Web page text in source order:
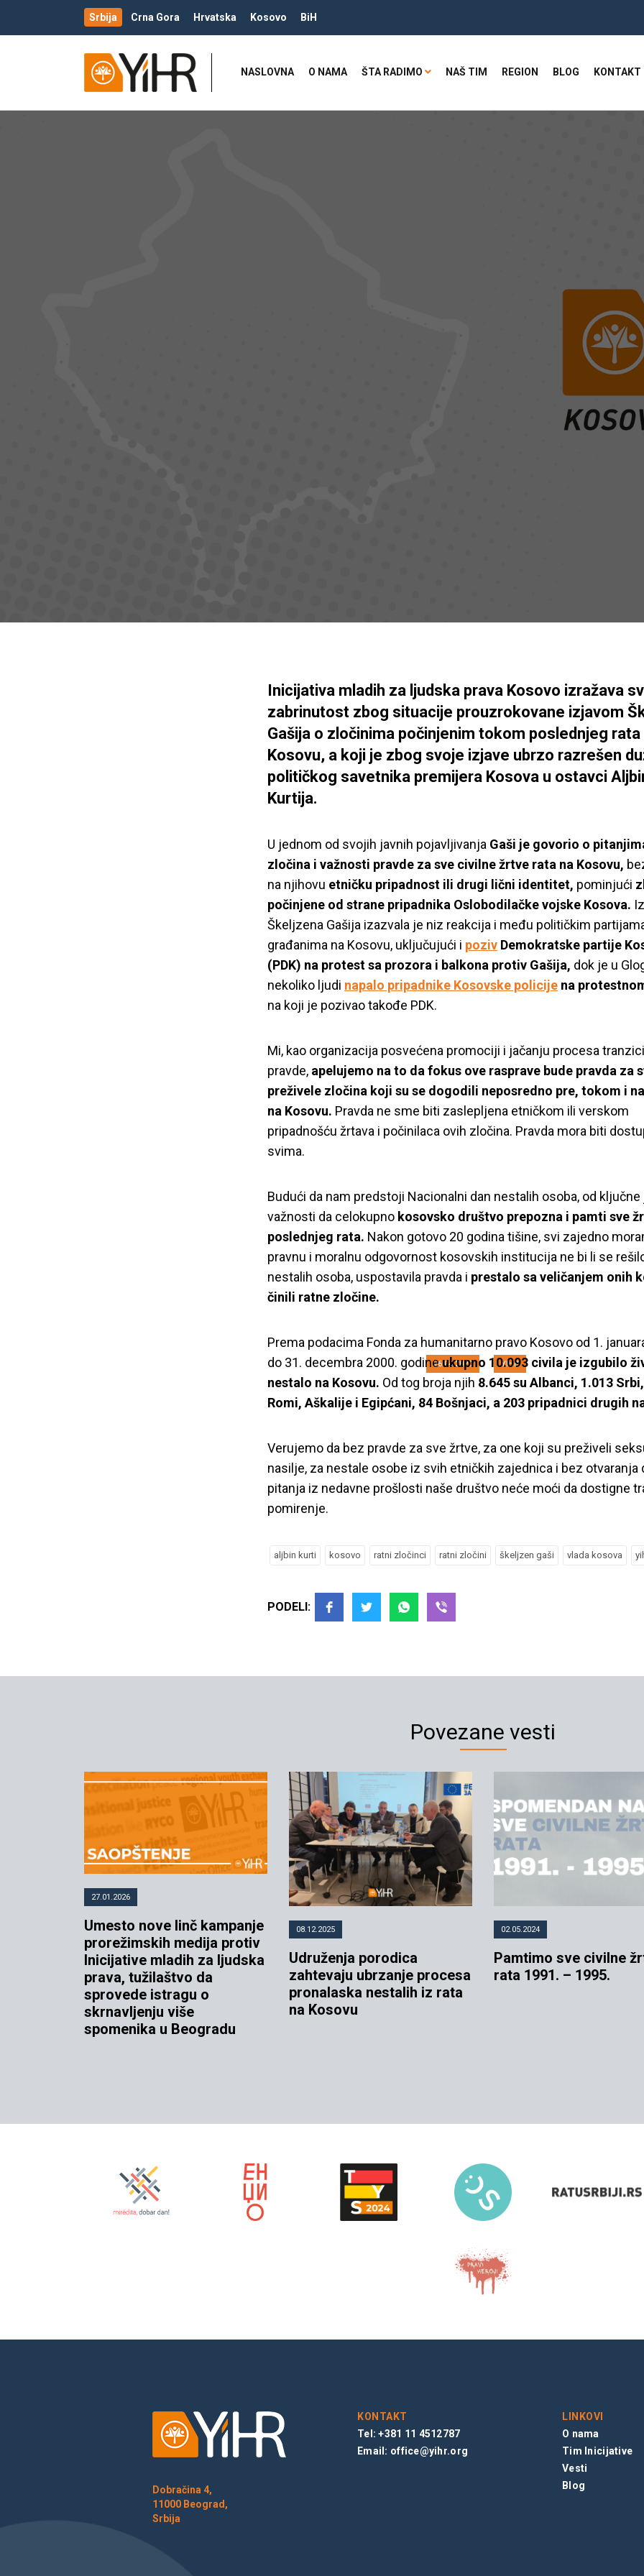
Srbija Crna Gora Hrvatska Kosovo BiH
NASLOVNA O NAMA ŠTA RADIMO NAŠ TIM REGION BLOG KONTAKT
YIHR Kosovo: Umesto napada
Gašija, pamtiti žrtve rata
26.04.2020 YIHR
Inicijativa mladih za ljudska prava Kosovo izražava
zabrinutost zbog situacije prouzrokovane izjavom
Gašija o zločinima počinjenim tokom poslednjeg rata
Kosovu, a koji je zbog svoje izjave ubrzo razrešen
političkog savetnika premijera Kosova u ostavci
Kurtija.
U jednom od svojih javnih pojavljivanja Gaši je govorio o
zločina i važnosti pravde za sve civilne žrtve rata na Kosovu,
na njihovu etničku pripadnost ili drugi lični identitet, pominjući
počinjene od strane pripadnika Oslobodilačke vojske Kosova.
Škeljzena Gašija izazvala je niz reakcija i među političkim
građanima na Kosovu, uključujući i poziv Demokratske partije
(PDK) na protest sa prozora i balkona protiv Gašija, dok je u
nekoliko ljudi napalo pripadnike Kosovske policije na
na koji je pozivao takođe PDK.
Mi, kao organizacija posvećena promociji i jačanju procesa
pravde, apelujemo na to da fokus ove rasprave bude pravda za
preživele zločina koji su se dogodili neposredno pre, tokom i
na Kosovu. Pravda ne sme biti zaslepljena etničkom ili verskom
pripadnošću žrtava i počinilaca ovih zločina. Pravda mora biti
svima.
Budući da nam predstoji Nacionalni dan nestalih osoba, od ključne
važnosti da celokupno kosovsko društvo prepozna i pamti sve
poslednjeg rata. Nakon gotovo 20 godina tišine, svi zajedno
pravnu i moralnu odgovornost kosovskih institucija ne bi li se
nestalih osoba, uspostavila pravda i prestalo sa veličanjem onih
činili ratne zločine.
Prema podacima Fonda za humanitarno pravo Kosovo od 1.
do 31. decembra 2000. godineukupno 10.093 civila je izgubilo
nestalo na Kosovu. Od tog broja njih 8.645 su Albanci, 1.013
Romi, Aškalije i Egipćani, 84 Bošnjaci, a 203 pripadnici drugih
Verujemo da bez pravde za sve žrtve, za one koji su preživeli
nasilje, za nestale osobe iz svih etničkih zajednica i bez otvaranja
pitanja iz nedavne prošlosti naše društvo neće moći da dostigne
pomirenje.
aljbin kurti kosovo ratni zločinci ratni zločini škeljzen gaši vlada kosova
PODELI:
Povezane vesti
27.01.2026
Umesto nove linč kampanje
prorežimskih medija protiv
Inicijative mladih za ljudska
prava, tužilaštvo da
sprovede istragu o
skrnavljenju više
spomenika u Beogradu
08.12.2025
Udruženja porodica
zahtevaju ubrzanje procesa
pronalaska nestalih iz rata
na Kosovu
02.05.2024
Pamtimo sve civilne
rata 1991. – 1995.
Dobračina 4,
11000 Beograd,
Srbija
KONTAKT
Tel: +381 11 4512787
Email: office@yihr.org
LINKOVI
O nama
Tim Inicijative
Vesti
Blog